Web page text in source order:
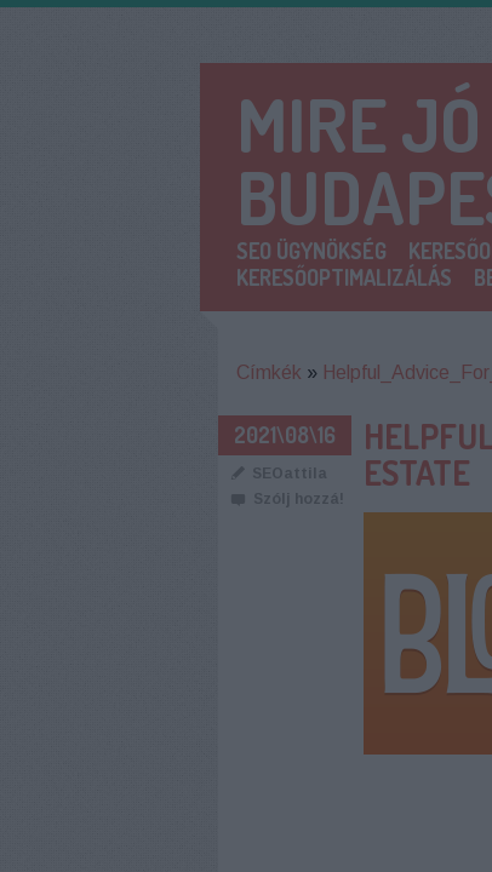
MIRE
SEO ÜGYNÖKSÉG
KERESŐOPTIMALIZÁLÁS
Címkék »
2021\08\16
SEOattila
Szólj hozzá!
ESTATE